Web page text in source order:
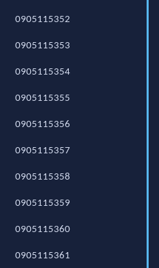
0905115352
0905115353
0905115354
0905115355
0905115356
0905115357
0905115358
0905115359
0905115360
0905115361